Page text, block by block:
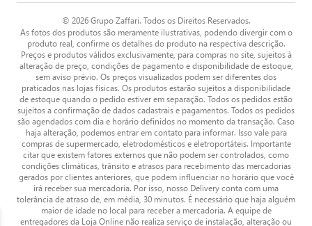
© 2026 Grupo Zaffari. Todos os Direitos Reservados.
As fotos dos produtos são meramente ilustrativas, podendo divergir com o
produto real, confirme os detalhes do produto na respectiva descrição.
Preços e produtos válidos exclusivamente, para compras no site, sujeitos à
alteração de preço, condições de pagamento e disponibilidade de estoque,
sem aviso prévio. Os preços visualizados podem ser diferentes dos
praticados nas lojas físicas. Os produtos estarão sujeitos a disponibilidade
de estoque quando o pedido estiver em separação. Todos os pedidos estão
sujeitos a confirmação de dados cadastrais e pagamentos. Todos os pedidos
são agendados com dia e horário definidos no momento da transação. Caso
haja alteração, podemos entrar em contato para informar. Isso vale para
compras de supermercado, eletrodomésticos e eletroportáteis. Importante
citar que existem fatores externos que não podem ser controlados, como
condições climáticas, trânsito e atrasos para recebimento das mercadorias
gerados por clientes anteriores, que podem influenciar no horário que você
irá receber sua mercadoria. Por isso, nosso Delivery conta com uma
tolerância de atraso de, em média, 30 minutos. É necessário que haja alguém
maior de idade no local para receber a mercadoria. A equipe de
entregadores da Loja Online não realiza serviço de instalação, alteração ou